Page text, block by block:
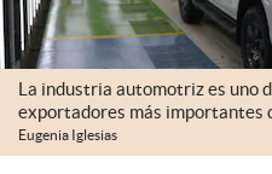
Mediakit
abre en nueva pestaña
Argentina
La industria automotriz es uno
exportadores más importantes
Eugenia Iglesias